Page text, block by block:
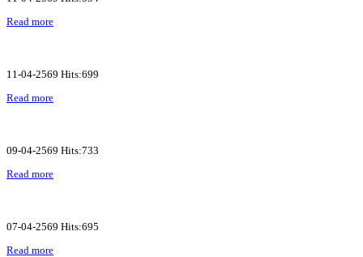
Read more
11-04-2569 Hits:699
Read more
09-04-2569 Hits:733
Read more
07-04-2569 Hits:695
Read more